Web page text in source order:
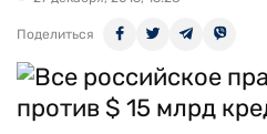
Поделиться